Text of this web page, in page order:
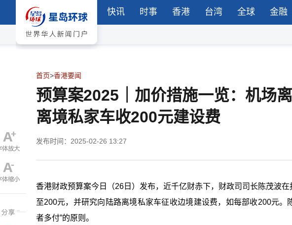
快讯 时事 香港 台湾 全球 金融
首页>香港要闻
预算案2025｜加价措施一览：机场
离境私家车收200元建设费
发布时间：2025-02-26 13:27
香港财政预算案今日（26日）发布，近千亿财赤下，财政司司长陈茂波
至200元，并研究向陆路离境私家车征收边境建设费，如每部收200元。
者多付”的原则。